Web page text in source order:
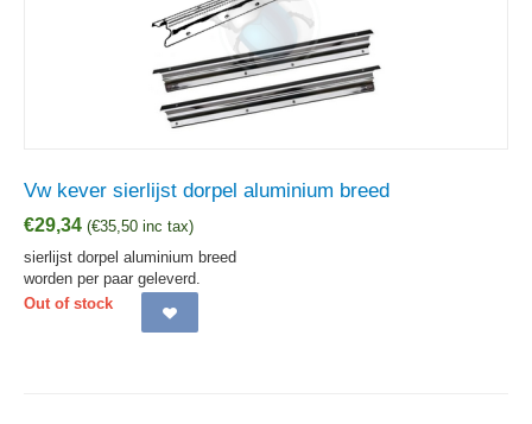
Vw kever sierlijst dorpel aluminium breed
€29,34 (€35,50 inc tax)
sierlijst dorpel aluminium breed
worden per paar geleverd.
Out of stock